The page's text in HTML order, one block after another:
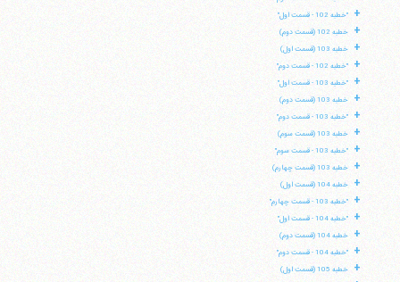
+ "خطبه 102 - قسمت اول"
+ خطبه 102 (قسمت دوم)
+ خطبه 103 (قسمت اول)
+ "خطبه 102 - قسمت دوم"
+ "خطبه 103 - قسمت اول"
+ خطبه 103 (قسمت دوم)
+ "خطبه 103 - قسمت دوم"
+ خطبه 103 (قسمت سوم)
+ "خطبه 103 - قسمت سوم"
+ خطبه 103 (قسمت چهارم)
+ خطبه 104 (قسمت اول)
+ "خطبه 103 - قسمت چهارم"
+ "خطبه 104 - قسمت اول"
+ خطبه 104 (قسمت دوم)
+ "خطبه 104 - قسمت دوم"
+ خطبه 105 (قسمت اول)